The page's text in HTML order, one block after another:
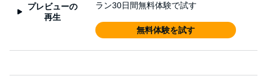
プレビューの
再生
ラン30日間無料体験で試す
無料体験を試す